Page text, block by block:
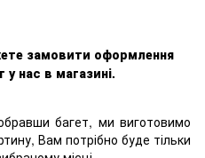
замовити оформлення
у нас в магазині.
багет, ми виготовимо
Вам потрібно буде тільки